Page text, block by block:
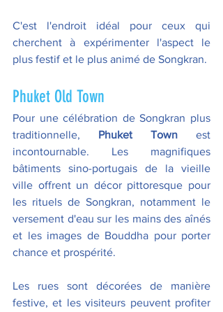
C'est l'endroit idéal pour ceux qui
cherchent à expérimenter l'aspect le
Phuket Old Town
Pour une célébration de Songkran plus
traditionnelle, Phuket Town est
incontournable. Les magnifiques
bâtiments sino-portugais de la vieille
ville offrent un décor pittoresque pour
les rituels de Songkran, notamment le
versement d'eau sur les mains des aînés
et les images de Bouddha pour porter
chance et prospérité.
Les rues sont décorées de manière
festive, et les visiteurs peuvent profiter